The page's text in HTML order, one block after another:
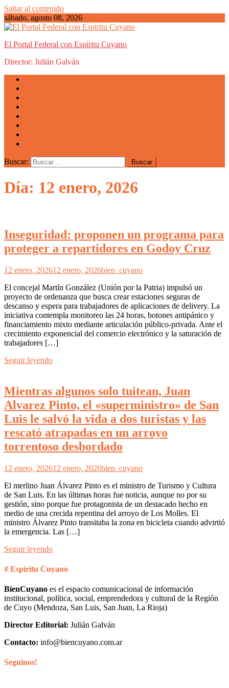
Saltar al contenido
sábado, agosto 08, 2026
El Portal Federal con Espíritu Cuyano
Director: Julián Galván
Buscar:
Día: 12 enero, 2026
Inseguridad: proponen un programa para
proteger a repartidores en Godoy Cruz
12 enero, 202612 enero, 2026bien_cuyano
El concejal Martín González (Unión por la Patria) impulsó un
proyecto de ordenanza que busca crear estaciones seguras de
descanso y espera para trabajadores de aplicaciones de delivery. La
iniciativa contempla monitoreo las 24 horas, botones antipánico y
financiamiento mixto mediante articulación público-privada. Ante el
crecimiento exponencial del comercio electrónico y la saturación de
trabajadores […]
Seguir leyendo
Mientras algunos solo tuitean, Juan
Alvarez Pinto, el «superministro» de San
Luis le salvó la vida a dos turistas y las
rescató atrapadas en un arroyo
torrentoso desbordado
12 enero, 202612 enero, 2026bien_cuyano
El merlino Juan Álvarez Pinto es el ministro de Turismo y Cultura
de San Luis. En las últimas horas fue noticia, aunque no por su
gestión, sino porque fue protagonista de un destacado hecho en
medio de una crecida repentina del arroyo de Los Molles. El
ministro Álvarez Pinto transitaba la zona en bicicleta cuando advirtió
la emergencia. Las […]
Seguir leyendo
# Espíritu Cuyano
BienCuyano es el espacio comunicacional de información
institucional, política, social, emprendedora y cultural de la Región
de Cuyo (Mendoza, San Luis, San Juan, La Rioja)
Director Editorial: Julián Galván
Contacto: info@biencuyano.com.ar
Seguinos!